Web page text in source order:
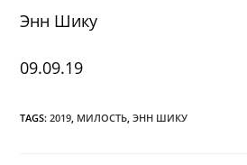
Энн Шику
09.09.19
TAGS:2019 МИЛОСТЬ ЭНН ШИКУ